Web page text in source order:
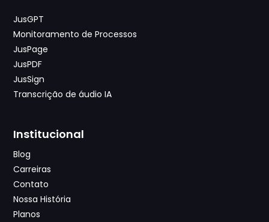
JusGPT
Monitoramento de Processos
JusPage
JusPDF
JusSign
Transcrição de áudio IA
Institucional
Blog
Carreiras
Contato
Nossa História
Planos